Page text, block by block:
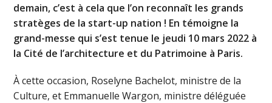
demain, c’est à cela que l’on reconnaît les grands
stratèges de la start-up nation ! En témoigne la
grand-messe qui s’est tenue le jeudi 10 mars 2022 à
la Cité de l’architecture et du Patrimoine à Paris.
À cette occasion, Roselyne Bachelot, ministre de la
Culture, et Emmanuelle Wargon, ministre déléguée